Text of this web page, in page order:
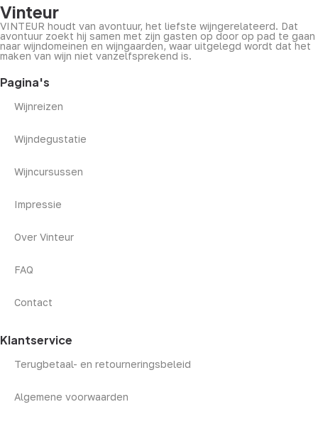
Vinteur
VINTEUR houdt van avontuur, het liefste wijngerelateerd. Dat
avontuur zoekt hij samen met zijn gasten op door op pad te gaan
naar wijndomeinen en wijngaarden, waar uitgelegd wordt dat het
maken van wijn niet vanzelfsprekend is.
Pagina's
Wijnreizen
Wijndegustatie
Wijncursussen
Impressie
Over Vinteur
FAQ
Contact
Klantservice
Terugbetaal- en retourneringsbeleid
Algemene voorwaarden